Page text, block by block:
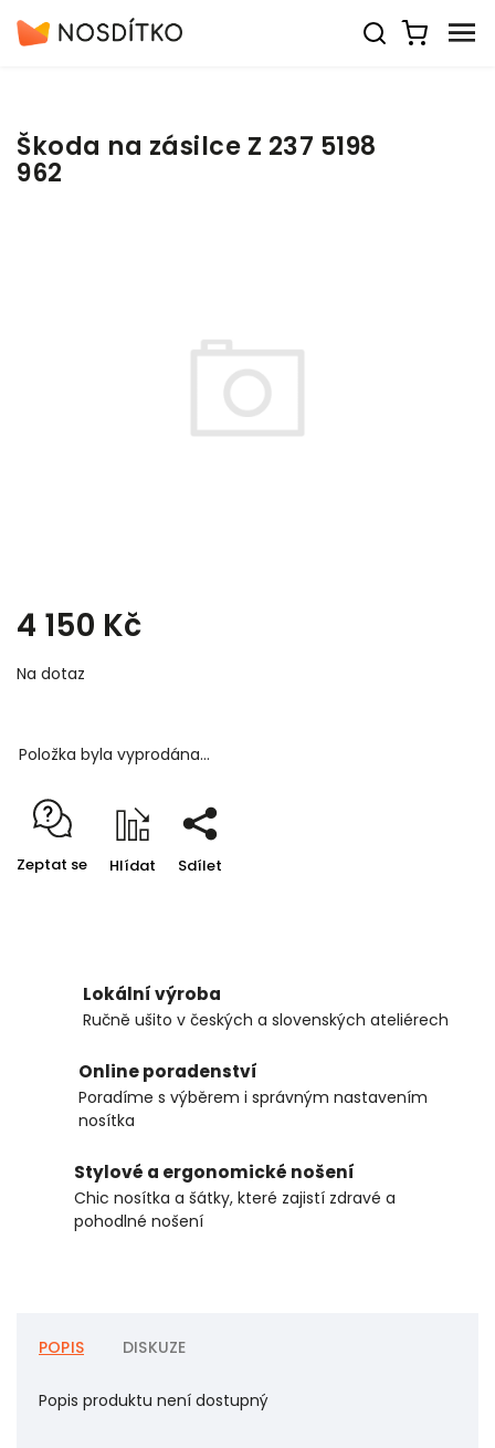
Škoda na zásilce Z 237 5198
962
4 150 Kč
Na dotaz
Položka byla vyprodána…
Zeptat se Hlídat Sdílet
Lokální výroba
Ručně ušito v českých a slovenských ateliérech
Online poradenství
Poradíme s výběrem i správným nastavením
nosítka
Stylové a ergonomické nošení
Chic nosítka a šátky, které zajistí zdravé a
pohodlné nošení
POPIS DISKUZE
Popis produktu není dostupný